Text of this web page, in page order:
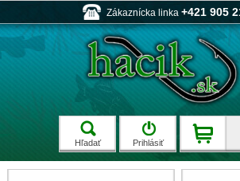
Zákaznícka linka +421 905
Hľadať Prihlásiť